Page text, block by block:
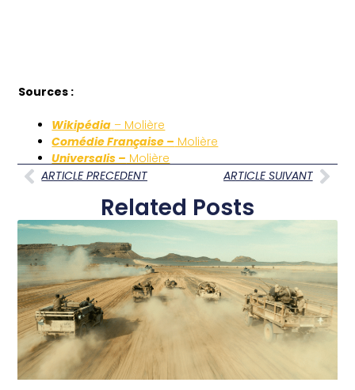
Sources :
Wikipédia – Molière
Comédie Française – Molière
Universalis – Molière
ARTICLE PRECEDENT
ARTICLE SUIVANT
Related Posts